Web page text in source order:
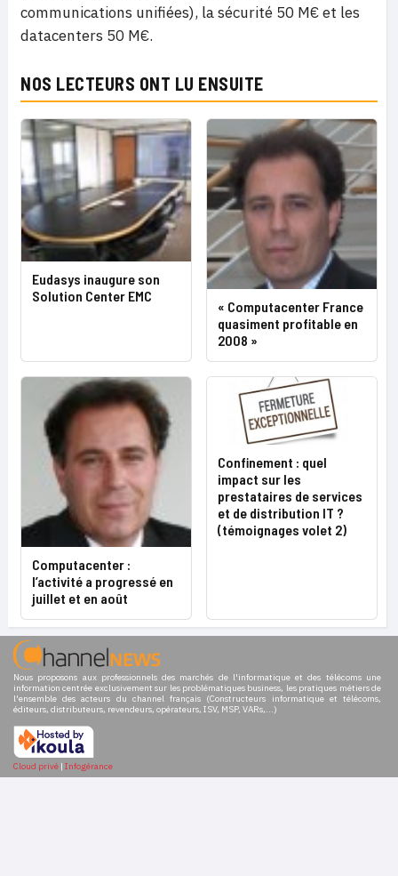
communications unifiées), la sécurité 50 M€ et les
datacenters 50 M€.
NOS LECTEURS ONT LU ENSUITE
Eudasys inaugure son
Solution Center EMC
« Computacenter France
quasiment profitable en
2008 »
Computacenter :
l’activité a progressé en
juillet et en août
Confinement : quel
impact sur les
prestataires de services
et de distribution IT ?
(témoignages volet 2)
Nous proposons aux professionnels des marchés de l'informatique et des télécoms une
information centrée exclusivement sur les problématiques business, les pratiques métiers de
l'ensemble des acteurs du channel français (Constructeurs informatique et télécoms,
éditeurs, distributeurs, revendeurs, opérateurs, ISV, MSP, VARs,...)
Cloud privé | Infogérance